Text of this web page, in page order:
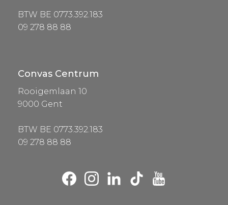
BTW BE 0773.392.183
09 278 88 88
Convas Centrum
Rooigemlaan 10
9000 Gent
BTW BE 0773.392.183
09 278 88 88